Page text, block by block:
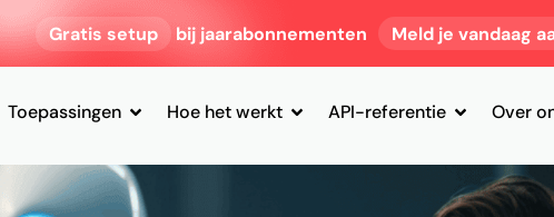
Gratis setup bij jaarabonnementen Meld je vandaag
Toepassingen Hoe het werkt API-referentie Over